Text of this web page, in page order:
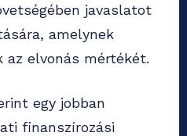
javaslatot
amelynek
az elvonás mértékét.
egy jobban
finanszírozási